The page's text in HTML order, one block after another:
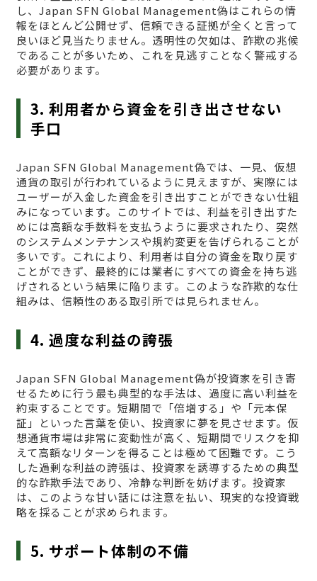
し、Japan SFN Global Management偽はこれらの情
報をほとんど公開せず、信頼できる証拠が全くと言って
良いほど見当たりません。透明性の欠如は、詐欺の兆候
であることが多いため、これを見逃すことなく警戒する
必要があります。
3. 利用者から資金を引き出させない
手口
Japan SFN Global Management偽では、一見、仮想
通貨の取引が行われているように見えますが、実際には
ユーザーが入金した資金を引き出すことができない仕組
みになっています。このサイトでは、利益を引き出すた
めには高額な手数料を支払うように要求されたり、突然
のシステムメンテナンスや規約変更を告げられることが
多いです。これにより、利用者は自分の資金を取り戻す
ことができず、最終的には業者にすべての資金を持ち逃
げされるという結果に陥ります。このような詐欺的な仕
組みは、信頼性のある取引所では見られません。
4. 過度な利益の誇張
Japan SFN Global Management偽が投資家を引き寄
せるために行う最も典型的な手法は、過度に高い利益を
約束することです。短期間で「倍増する」や「元本保
証」といった言葉を使い、投資家に夢を見させます。仮
想通貨市場は非常に変動性が高く、短期間でリスクを抑
えて高額なリターンを得ることは極めて困難です。こう
した過剰な利益の誇張は、投資家を誘導するための典型
的な詐欺手法であり、冷静な判断を妨げます。投資家
は、このような甘い話には注意を払い、現実的な投資戦
略を採ることが求められます。
5. サポート体制の不備